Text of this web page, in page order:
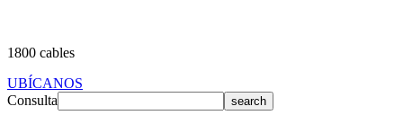
1800 cables
UBÍCANOS
Consulta